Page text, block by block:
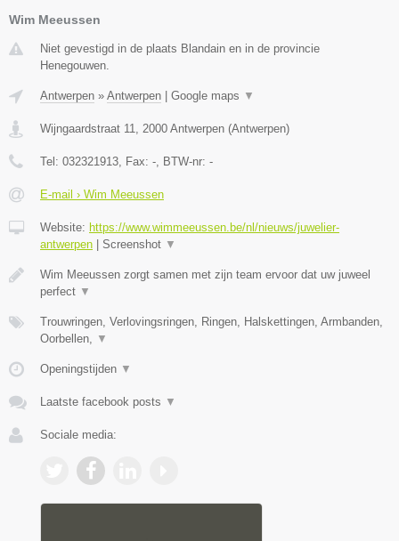
Wim Meeussen
Niet gevestigd in de plaats Blandain en in de provincie
Henegouwen.
Antwerpen » Antwerpen | Google maps ▼
Wijngaardstraat 11 2000 Antwerpen (Antwerpen)
Tel: 032321913 , Fax: - , BTW-nr: -
E-mail › Wim Meeussen
Website: https://www.wimmeeussen.be/nl/nieuws/juwelier-
antwerpen | Screenshot ▼
Wim Meeussen zorgt samen met zijn team ervoor dat uw juweel
perfect ▼
Trouwringen, Verlovingsringen, Ringen, Halskettingen, Armbanden,
Oorbellen,
▼
Openingstijden ▼
Laatste facebook posts ▼
Sociale media: